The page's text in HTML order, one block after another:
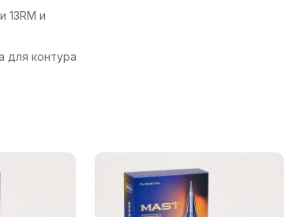
13RM и
для контура